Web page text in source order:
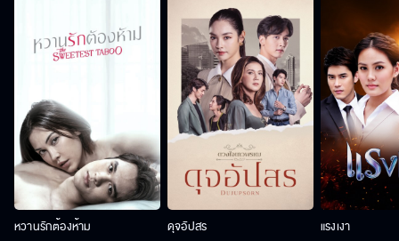
หวานรักต้องห้าม ดุจอัปสร แรงเงา